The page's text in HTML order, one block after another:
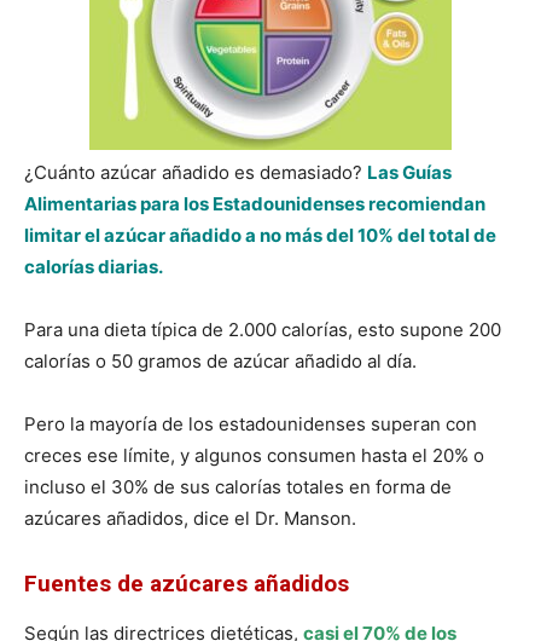
¿Cuánto azúcar añadido es demasiado? Las Guías
Alimentarias para los Estadounidenses recomiendan
limitar el azúcar añadido a no más del 10% del total de
calorías diarias.
Para una dieta típica de 2.000 calorías, esto supone 200
calorías o 50 gramos de azúcar añadido al día.
Pero la mayoría de los estadounidenses superan con
creces ese límite, y algunos consumen hasta el 20% o
incluso el 30% de sus calorías totales en forma de
azúcares añadidos, dice el Dr. Manson.
Fuentes de azúcares añadidos
Según las directrices dietéticas, casi el 70% de los